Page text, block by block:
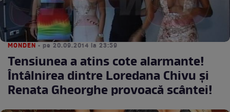
MONDEN • pe 20.09.2014 la 23:59
Tensiunea a atins cote alarmante!
Întâlnirea dintre Loredana Chivu și
Renata Gheorghe provoacă scântei!